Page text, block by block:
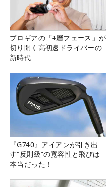
プロギアの「4層フェース」が
切り開く高初速ドライバーの
新時代
『G740』アイアンが引き出
す“反則級”の寛容性と飛びは
本当だった！